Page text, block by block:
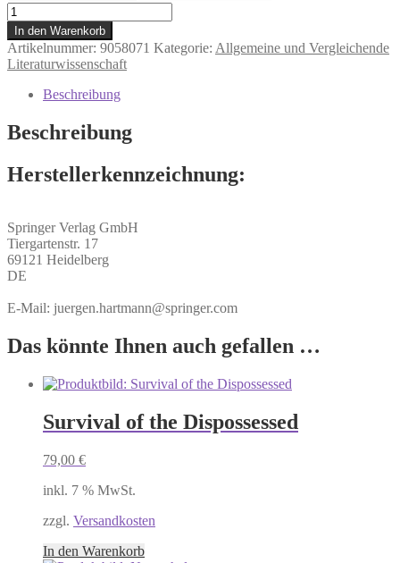
The
Survival
of
the
Novel
Menge
In den Warenkorb
Artikelnummer: 9058071 Kategorie: Allgemeine und Vergleichende
Literaturwissenschaft
Beschreibung
Beschreibung
Herstellerkennzeichnung:
Springer Verlag GmbH
Tiergartenstr. 17
69121 Heidelberg
DE
E-Mail: juergen.hartmann@springer.com
Das könnte Ihnen auch gefallen …
Survival of the Dispossessed
79,00 €
inkl. 7 % MwSt.
zzgl. Versandkosten
In den Warenkorb